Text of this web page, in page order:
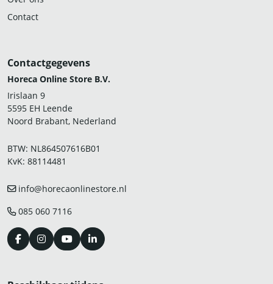
Contact
Contactgegevens
Horeca Online Store B.V.
Irislaan 9
5595 EH Leende
Noord Brabant, Nederland
BTW: NL864507616B01
KvK: 88114481
info@horecaonlinestore.nl
085 060 7116